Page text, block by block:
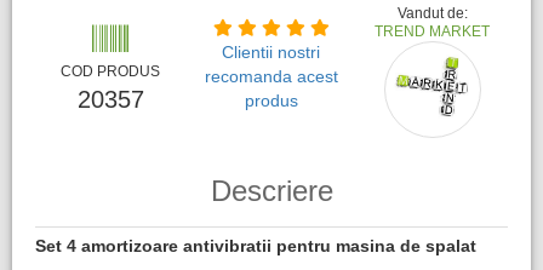
COD PRODUS
20357
Clientii nostri
recomanda acest
produs
Vandut de:
TREND MARKET
Descriere
Set 4 amortizoare antivibratii pentru masina de spalat